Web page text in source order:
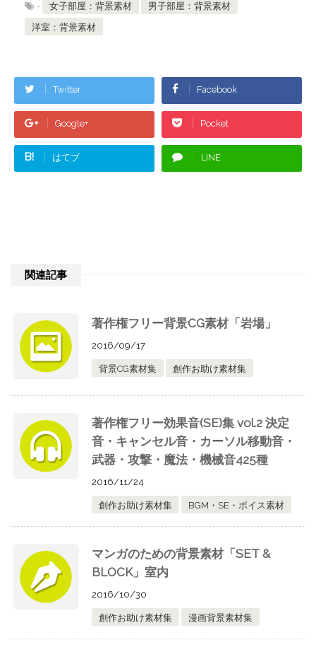
- 女子部屋：背景素材
男子部屋：背景素材
洋室：背景素材
Twitter Facebook
Google+ Pocket
B! はてブ LINE
関連記事
著作権フリー背景CG素材「岩場」
2016/09/17
背景CG素材集 創作お助け素材集
著作権フリー効果音(SE)集 vol.2 決定
音・キャンセル音・カーソル移動音・
武器・攻撃・魔法・機械音425種
2016/11/24
創作お助け素材集 BGM・SE・ボイス素材
マンガのための背景素材「SET &
BLOCK」室内
2016/10/30
創作お助け素材集 漫画背景素材集